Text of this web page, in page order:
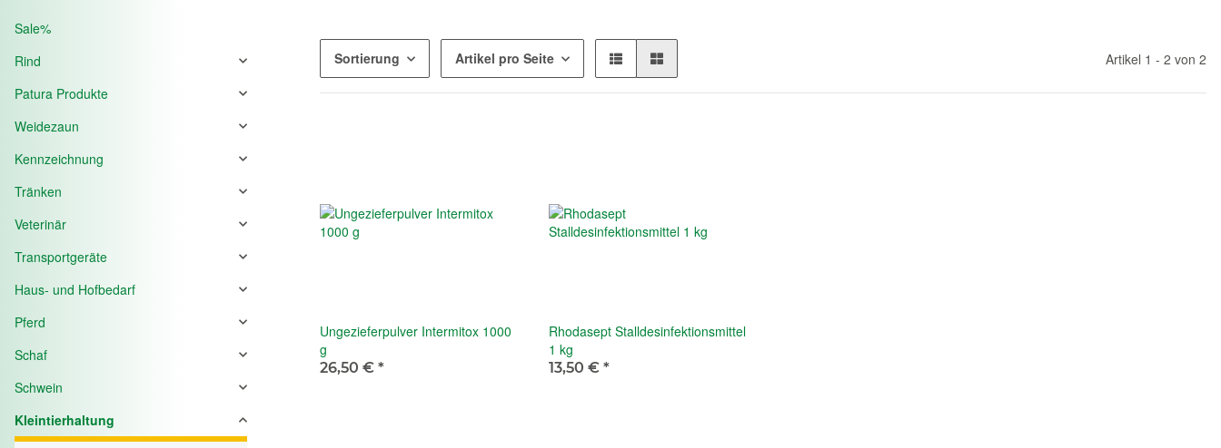
Sortierung Artikel pro Seite Artikel 1 - 2 von 2
Ungezieferpulver Intermitox 1000
g
26,50 € *
Rhodasept Stalldesinfektionsmittel
1 kg
13,50 € *
Sale%
Rind
Patura Produkte
Weidezaun
Kennzeichnung
Tränken
Veterinär
Transportgeräte
Haus- und Hofbedarf
Pferd
Schaf
Schwein
Kleintierhaltung